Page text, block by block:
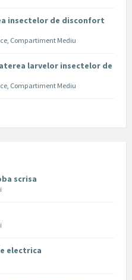
insectelor de disconfort
, Compartiment Mediu
larvelor insectelor de
, Compartiment Mediu
scrisa
electrica